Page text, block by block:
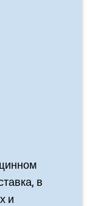
в
и